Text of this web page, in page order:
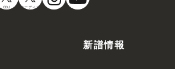
CDJ オーディオ
新譜情報